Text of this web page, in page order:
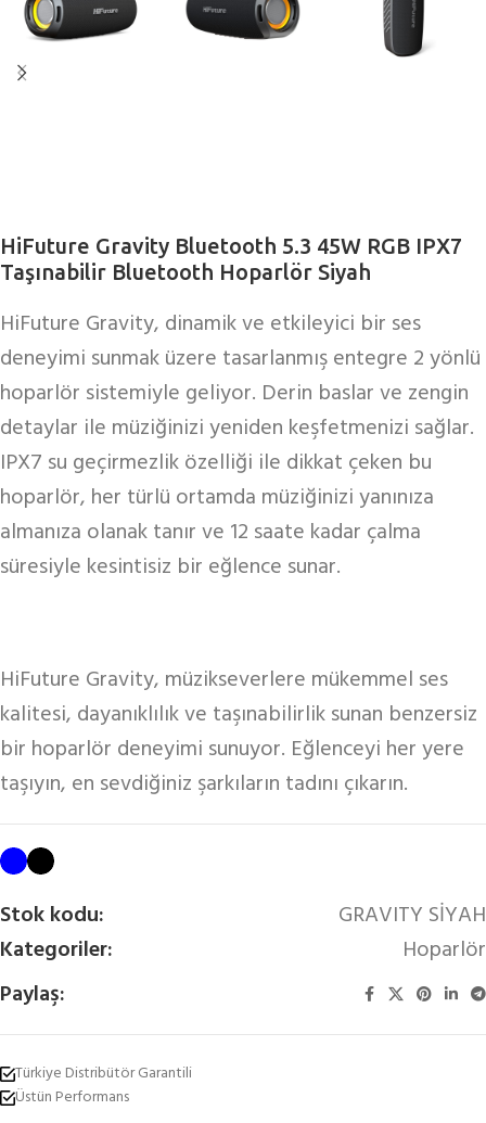
HiFuture Gravity Bluetooth 5.3 45W RGB IPX7
Taşınabilir Bluetooth Hoparlör Siyah
HiFuture Gravity, dinamik ve etkileyici bir ses
deneyimi sunmak üzere tasarlanmış entegre 2 yönlü
hoparlör sistemiyle geliyor. Derin baslar ve zengin
detaylar ile müziğinizi yeniden keşfetmenizi sağlar.
IPX7 su geçirmezlik özelliği ile dikkat çeken bu
hoparlör, her türlü ortamda müziğinizi yanınıza
almanıza olanak tanır ve 12 saate kadar çalma
süresiyle kesintisiz bir eğlence sunar.
HiFuture Gravity, müzikseverlere mükemmel ses
kalitesi, dayanıklılık ve taşınabilirlik sunan benzersiz
bir hoparlör deneyimi sunuyor. Eğlenceyi her yere
taşıyın, en sevdiğiniz şarkıların tadını çıkarın.
Stok kodu:
GRAVITY SİYAH
Kategoriler:
Hoparlör
Paylaş:
Türkiye Distribütör Garantili
Üstün Performans